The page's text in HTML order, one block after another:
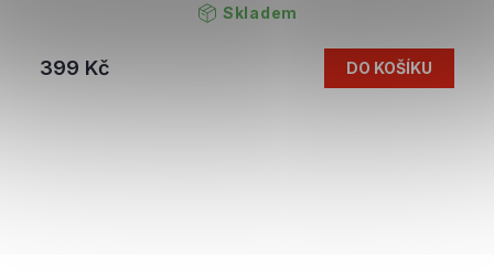
Skladem
399 Kč DO KOŠÍKU